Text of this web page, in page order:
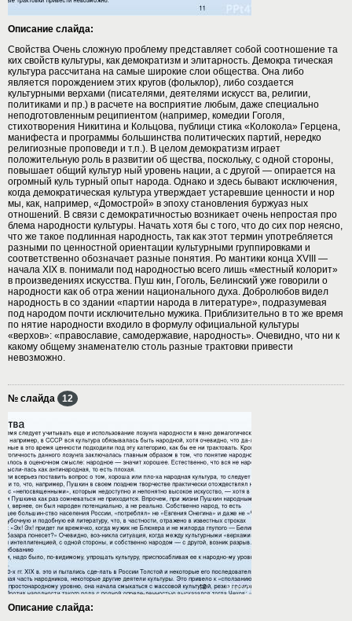
Описание слайда:
Свойства Очень сложную проблему представляет собой соотношение та
ких свойств культуры, как демократизм и элитарность. Демокра тическая
культура рассчитана на самые широкие слои общества. Она либо
является порождением этих кругов (фольклор), либо создается
культурными верхами (писателями, деятелями искусст ва, религии,
политиками и пр.) в расчете на восприятие любым, даже специально
неподготовленным реципиентом (например, комедии Гоголя,
стихотворения Никитина и Кольцова, публици стика «Колокола» Герцена,
манифеста и программы большинства политических партий, нередко
религиозные проповеди и т.п.). В целом демократизм играет
положительную роль в развитии об щества, поскольку, с одной стороны,
повышает общий культур ный уровень нации, а с другой — опирается на
огромный куль турный опыт народа. Однако и здесь бывают исключения,
когда демократическая культура утверждает устаревшие ценности и нор
мы, как, например, «Домострой» в эпоху становления буржуаз ных
отношений. В связи с демократичностью возникает очень непростая про
блема народности культуры. Начать хотя бы с того, что до сих пор неясно,
что же такое подлинная народность, так как этот термин употребляется
разными по ценностной ориентации культурными группировками и
соответственно обозначает разные понятия. Ро мантики конца XVIII —
начала XIX в. понимали под народностью всего лишь «местный колорит»
в произведениях искусства. Пуш кин, Гоголь, Белинский уже говорили о
народности как об отра жении национального духа. Добролюбов видел
народность в со здании «партии народа в литературе», подразумевая
под народом почти исключительно мужика. Приблизительно в то же время
по нятие народности входило в формулу официальной культуры
«верхов»: «православие, самодержавие, народность». Очевидно, что ни к
какому общему знаменателю столь разные трактовки привести
невозможно.
№ слайда 12
Описание слайда: